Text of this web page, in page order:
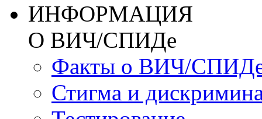
ИНФОРМАЦИЯ
О ВИЧ/СПИДе
Факты о ВИЧ/
Стигма и